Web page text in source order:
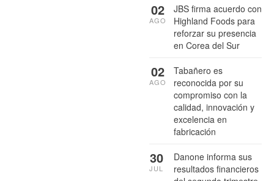
JBS firma acuerdo con
Highland Foods para
reforzar su presencia
en Corea del Sur
02
AGO
Tabañero es
reconocida por su
compromiso con la
calidad, innovación y
excelencia en
fabricación
02
AGO
Danone informa sus
resultados financieros
30
JUL